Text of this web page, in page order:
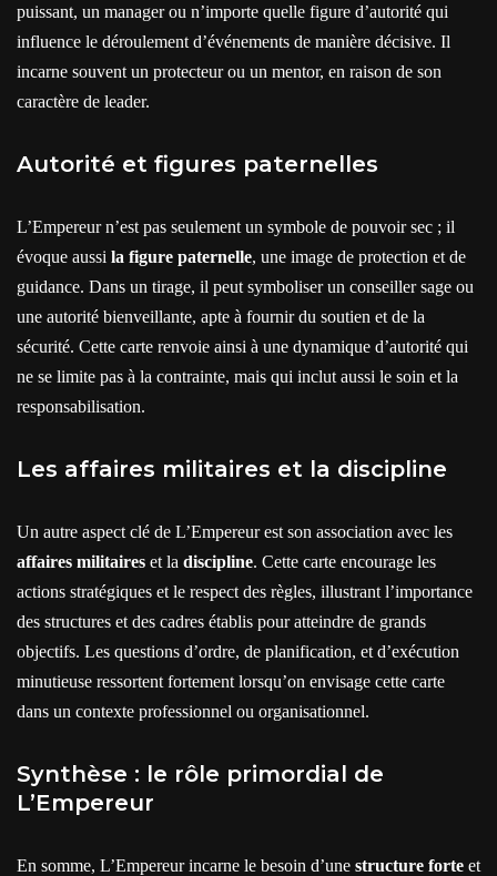
puissant, un manager ou n’importe quelle figure d’autorité qui
influence le déroulement d’événements de manière décisive. Il
incarne souvent un protecteur ou un mentor, en raison de son
caractère de leader.
Autorité et figures paternelles
L’Empereur n’est pas seulement un symbole de pouvoir sec ; il
évoque aussi la figure paternelle, une image de protection et de
guidance. Dans un tirage, il peut symboliser un conseiller sage ou
une autorité bienveillante, apte à fournir du soutien et de la
sécurité. Cette carte renvoie ainsi à une dynamique d’autorité qui
ne se limite pas à la contrainte, mais qui inclut aussi le soin et la
responsabilisation.
Les affaires militaires et la discipline
Un autre aspect clé de L’Empereur est son association avec les
affaires militaires et la discipline. Cette carte encourage les
actions stratégiques et le respect des règles, illustrant l’importance
des structures et des cadres établis pour atteindre de grands
objectifs. Les questions d’ordre, de planification, et d’exécution
minutieuse ressortent fortement lorsqu’on envisage cette carte
dans un contexte professionnel ou organisationnel.
Synthèse : le rôle primordial de
L’Empereur
En somme, L’Empereur incarne le besoin d’une structure forte et